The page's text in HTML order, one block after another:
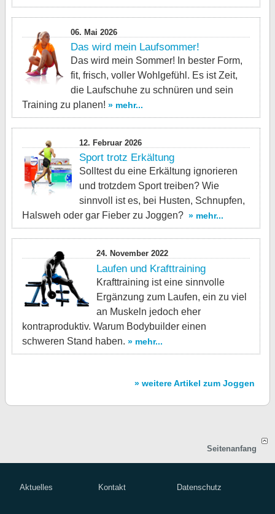
06. Mai 2026
Das wird mein Laufsommer!
Das wird mein Sommer! In bester Form,
fit, frisch, voller Wohlgefühl. Es ist Zeit,
die Laufschuhe zu schnüren und sein
Training zu planen! » mehr...
12. Februar 2026
Sport trotz Erkältung
Solltest du eine Erkältung ignorieren
und trotzdem Sport treiben? Wie
sinnvoll ist es, bei Husten, Schnupfen,
Halsweh oder gar Fieber zu Joggen? » mehr...
24. November 2022
Laufen und Krafttraining
Krafttraining ist eine sinnvolle
Ergänzung zum Laufen, ein zu viel
an Muskeln jedoch eher
kontraproduktiv. Warum Bodybuilder einen
schweren Stand haben. » mehr...
» weitere Artikel zum Joggen
Seitenanfang
Aktuelles Kontakt Datenschutz